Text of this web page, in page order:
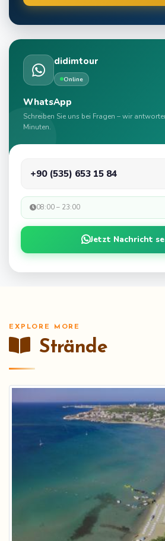
didimtour
Online
WhatsApp
Schreiben Sie uns bei Fragen – wir
Minuten.
+90 (535) 653 15 84
08:00 – 23:00
Jetzt Nachricht
EXPLORE MORE
Strände